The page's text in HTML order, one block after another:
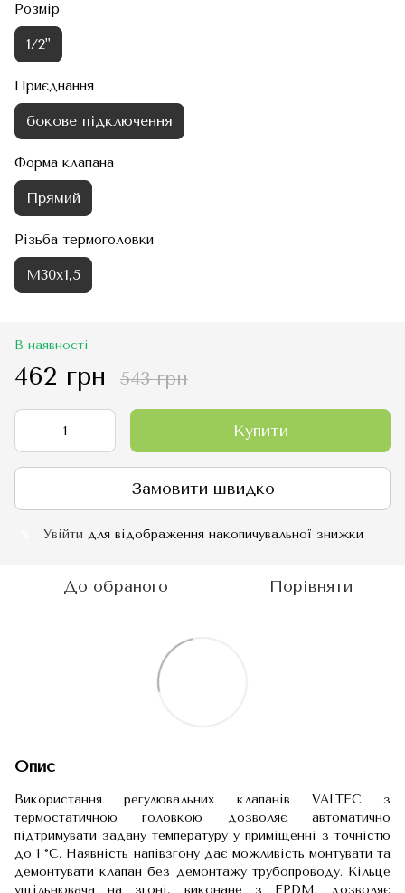
Розмір
1/2"
Приєднання
бокове підключення
Форма клапана
Прямий
Різьба термоголовки
М30х1,5
В наявності
462 грн 543 грн
Купити
Замовити швидко
Увійти для відображення накопичувальної знижки
До обраного Порівняти
Опис
Використання регулювальних клапанів VALTEC з
термостатичною головкою дозволяє автоматично
підтримувати задану температуру у приміщенні з точністю
до 1 °С. Наявність напівзгону дає можливість монтувати та
демонтувати клапан без демонтажу трубопроводу. Кільце
ущільнювача на згоні, виконане з EPDM, дозволяє